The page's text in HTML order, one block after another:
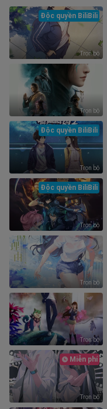
Trọn bộ
Độc quyền BiliBili
Trọn bộ
Trọn bộ
Độc quyền BiliBili
Trọn bộ
Độc quyền BiliBili
Trọn bộ
Trọn bộ
Trọn bộ
Miễn phí